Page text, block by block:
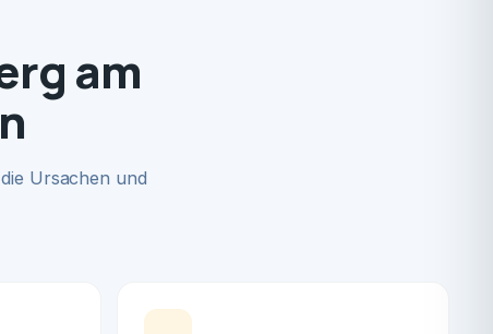
am
Ursachen und